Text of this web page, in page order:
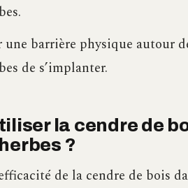
barrière physique autour
de s’implanter.
la cendre de
?
de la cendre de bois